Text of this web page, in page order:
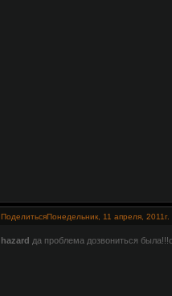
ПоделитьсяПонедельник, 11 апреля,
hazard да проблема дозвониться